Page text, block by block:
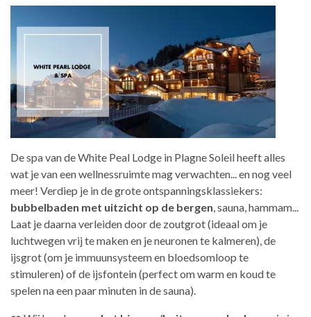
De spa van de White Peal Lodge in Plagne Soleil heeft alles
wat je van een wellnessruimte mag verwachten... en nog veel
meer! Verdiep je in de grote ontspanningsklassiekers:
bubbelbaden met uitzicht op de bergen, sauna, hammam...
Laat je daarna verleiden door de zoutgrot (ideaal om je
luchtwegen vrij te maken en je neuronen te kalmeren), de
ijsgrot (om je immuunsysteem en bloedsomloop te
stimuleren) of de ijsfontein (perfect om warm en koud te
spelen na een paar minuten in de sauna).